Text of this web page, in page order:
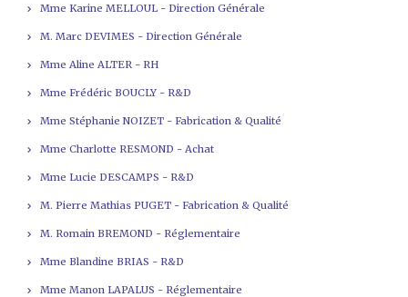
Mme Karine MELLOUL - Direction Générale
M. Marc DEVIMES - Direction Générale
Mme Aline ALTER - RH
Mme Frédéric BOUCLY - R&D
Mme Stéphanie NOIZET - Fabrication & Qualité
Mme Charlotte RESMOND - Achat
Mme Lucie DESCAMPS - R&D
M. Pierre Mathias PUGET - Fabrication & Qualité
M. Romain BREMOND - Réglementaire
Mme Blandine BRIAS - R&D
Mme Manon LAPALUS - Réglementaire